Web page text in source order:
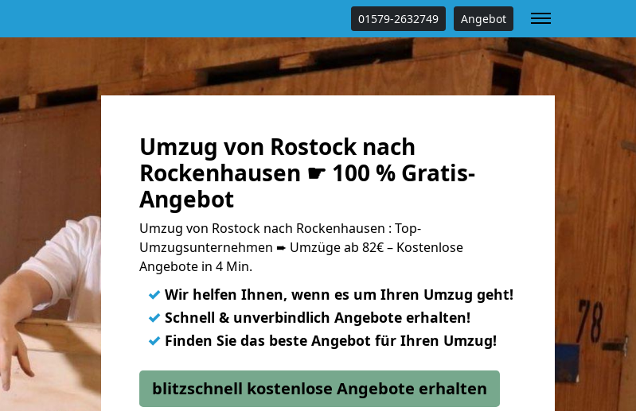
01579-2632749 Angebot
Umzug von Rostock nach
Rockenhausen ☛ 100 % Gratis-
Angebot
Umzug von Rostock nach Rockenhausen : Top-
Umzugsunternehmen ➨ Umzüge ab 82€ – Kostenlose
Angebote in 4 Min.
✓ Wir helfen Ihnen, wenn es um Ihren Umzug geht!
✓ Schnell & unverbindlich Angebote erhalten!
✓ Finden Sie das beste Angebot für Ihren Umzug!
blitzschnell kostenlose Angebote erhalten